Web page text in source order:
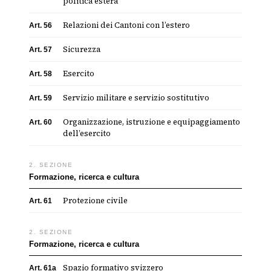
Art. 56 Relazioni dei Cantoni con l’estero
Art. 57 Sicurezza
Art. 58 Esercito
Art. 59 Servizio militare e servizio sostitutivo
Art. 60
Organizzazione, istruzione e equipaggiamento
dell’esercito
2. SEZIONE
Formazione, ricerca e cultura
Art. 61 Protezione civile
2. SEZIONE
Formazione, ricerca e cultura
Art. 61a Spazio formativo svizzero